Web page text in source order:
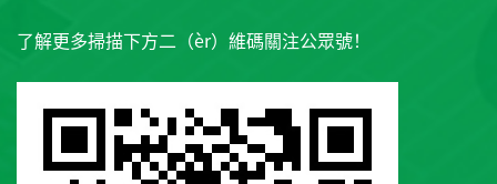
了解更多掃描下方二（èr）維碼關注公眾號！